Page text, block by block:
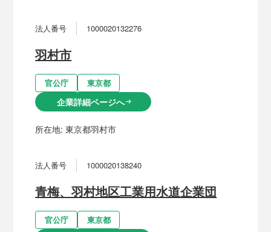
法人番号 1000020132276
羽村市
官公庁 東京都
企業詳細ページへarrow_right_alt
所在地:東京都羽村市
法人番号 1000020138240
青梅、羽村地区工業用水道企業団
官公庁 東京都